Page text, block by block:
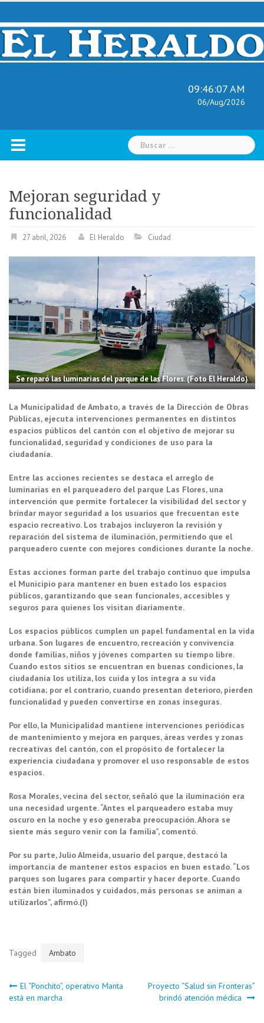
Skip
content
09:46:08 AM
06/Aug/2026
Buscar:
Mejoran seguridad y
funcionalidad
27 abril, 2026 El Heraldo Ciudad
Se reparó las luminarias del parque de las Flores. (Foto El Heraldo)
La Municipalidad de Ambato, a través de la Dirección de Obras
Públicas, ejecuta intervenciones permanentes en distintos
espacios públicos del cantón con el objetivo de mejorar su
funcionalidad, seguridad y condiciones de uso para la
ciudadanía.
Entre las acciones recientes se destaca el arreglo de
luminarias en el parqueadero del parque Las Flores, una
intervención que permite fortalecer la visibilidad del sector y
brindar mayor seguridad a los usuarios que frecuentan este
espacio recreativo. Los trabajos incluyeron la revisión y
reparación del sistema de iluminación, permitiendo que el
parqueadero cuente con mejores condiciones durante la noche.
Estas acciones forman parte del trabajo continuo que impulsa
el Municipio para mantener en buen estado los espacios
públicos, garantizando que sean funcionales, accesibles y
seguros para quienes los visitan diariamente.
Los espacios públicos cumplen un papel fundamental en la vida
urbana. Son lugares de encuentro, recreación y convivencia
donde familias, niños y jóvenes comparten su tiempo libre.
Cuando estos sitios se encuentran en buenas condiciones, la
ciudadanía los utiliza, los cuida y los integra a su vida
cotidiana; por el contrario, cuando presentan deterioro, pierden
funcionalidad y pueden convertirse en zonas inseguras.
Por ello, la Municipalidad mantiene intervenciones periódicas
de mantenimiento y mejora en parques, áreas verdes y zonas
recreativas del cantón, con el propósito de fortalecer la
experiencia ciudadana y promover el uso responsable de estos
espacios.
Rosa Morales, vecina del sector, señaló que la iluminación era
una necesidad urgente. “Antes el parqueadero estaba muy
oscuro en la noche y eso generaba preocupación. Ahora se
siente más seguro venir con la familia”, comentó.
Por su parte, Julio Almeida, usuario del parque, destacó la
importancia de mantener estos espacios en buen estado. “Los
parques son lugares para compartir y hacer deporte. Cuando
están bien iluminados y cuidados, más personas se animan a
utilizarlos”, afirmó.(I)
Tagged Ambato
Navegación
El “Ponchito”, operativo Manta
está en marcha
Proyecto “Salud sin Fronteras”
brindó atención médica